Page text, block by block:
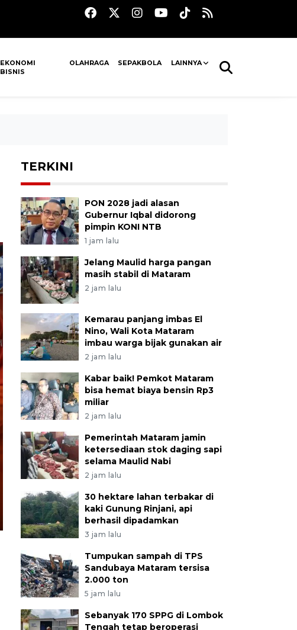
EKONOMI
BISNIS
OLAHRAGA SEPAKBOLA LAINNYA
TERKINI
PON 2028 jadi alasan
Gubernur Iqbal didorong
pimpin KONI NTB
1 jam lalu
Jelang Maulid harga pangan
masih stabil di Mataram
2 jam lalu
Kemarau panjang imbas El
Nino, Wali Kota Mataram
imbau warga bijak gunakan air
2 jam lalu
Kabar baik! Pemkot Mataram
bisa hemat biaya bensin Rp3
miliar
2 jam lalu
Pemerintah Mataram jamin
ketersediaan stok daging sapi
selama Maulid Nabi
2 jam lalu
30 hektare lahan terbakar di
kaki Gunung Rinjani, api
berhasil dipadamkan
3 jam lalu
Tumpukan sampah di TPS
Sandubaya Mataram tersisa
2.000 ton
5 jam lalu
Sebanyak 170 SPPG di Lombok
Tengah tetap beroperasi